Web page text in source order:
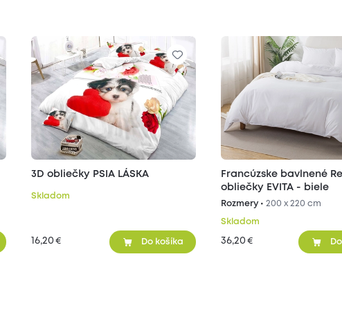
3D obliečky PSIA LÁSKA
Skladom
16,20 € Do košíka
Francúzske bavlnené
obliečky EVITA - biele
Rozmery • 200 x 220 cm
Skladom
36,20 €